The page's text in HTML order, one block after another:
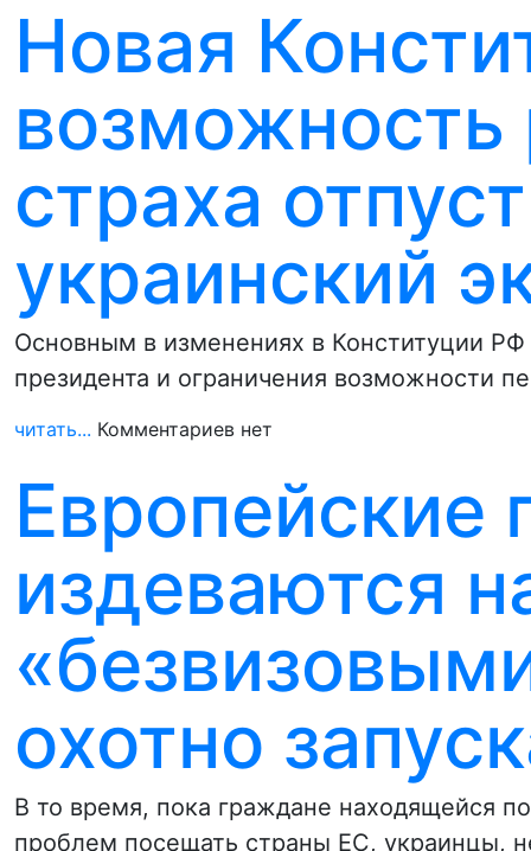
Новая
возможность
страха
украинский
Основным в изменениях в Конституции
президента и ограничения возможности
читать... Комментариев нет
Европейские
издеваются
охотно
В то время, пока граждане находящейся
проблем посещать страны ЕС, украинцы,